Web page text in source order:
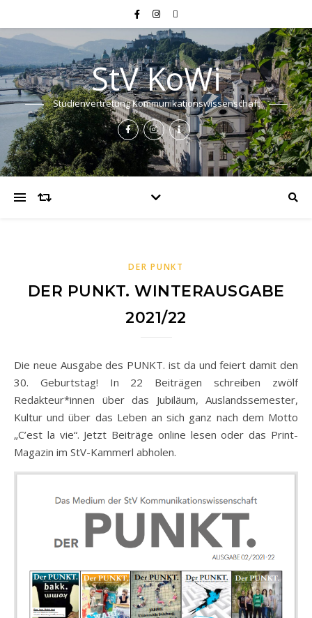
StV KoWi
Studienvertretung Kommunikationswissenschaft
DER PUNKT
DER PUNKT. WINTERAUSGABE
2021/22
Die neue Ausgabe des PUNKT. ist da und feiert damit den
30. Geburtstag! In 22 Beiträgen schreiben zwölf
Redakteur*innen über das Jubiläum, Auslandssemester,
Kultur und über das Leben an sich ganz nach dem Motto
„C’est la vie“. Jetzt Beiträge online lesen oder das Print-
Magazin im StV-Kammerl abholen.